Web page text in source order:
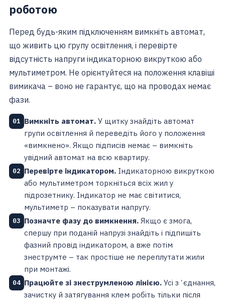
роботою
Перед будь-яким підключенням вимкніть автомат,
що живить цю групу освітлення, і перевірте
відсутність напруги індикаторною викруткою або
мультиметром. Не орієнтуйтеся на положення клавіші
вимикача – воно не гарантує, що на проводах немає
фази.
01 Вимкніть автомат. У щитку знайдіть автомат
групи освітлення й переведіть його у положення
«вимкнено». Якщо підписів немає – вимкніть
увідний автомат на всю квартиру.
02 Перевірте індикатором. Індикаторною викруткою
або мультиметром торкніться всіх жил у
підрозетнику. Індикатор не має світитися,
мультиметр – показувати напругу.
03 Позначте фазу до вимкнення. Якщо є змога,
спершу при поданій напрузі знайдіть і підпишіть
фазний провід індикатором, а вже потім
знеструмте – так простіше не переплутати жили
при монтажі.
04 Працюйте зі знеструмленою лінією. Усі зʼєднання,
зачистку й затягування клем робіть тільки після